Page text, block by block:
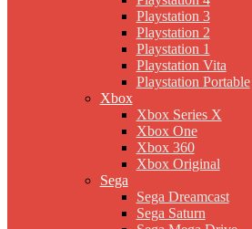
Playstation 3
Playstation 2
Playstation 1
Playstation Vita
Playstation Portable
Xbox
Xbox Series X
Xbox One
Xbox 360
Xbox Original
Sega
Sega Dreamcast
Sega Saturn